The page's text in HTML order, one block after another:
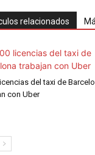
relacionados
del taxi de
con Uber